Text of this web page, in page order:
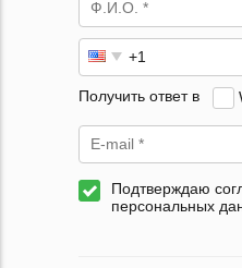
Получить ответ в
Подтверждаю
персональных